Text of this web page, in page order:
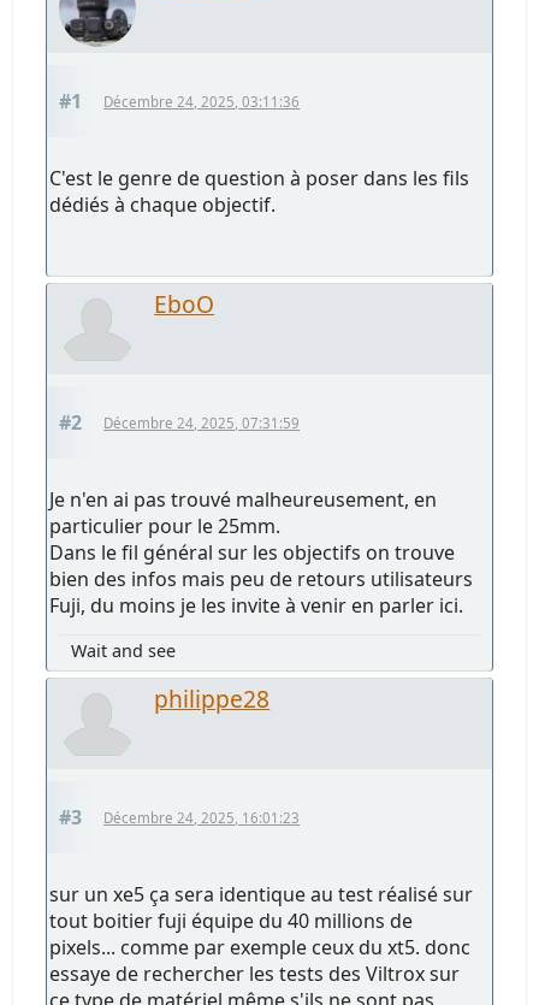
#1 Décembre 24, 2025, 03:11:36
C'est le genre de question à poser dans les fils
dédiés à chaque objectif.
EboO
#2 Décembre 24, 2025, 07:31:59
Je n'en ai pas trouvé malheureusement, en
particulier pour le 25mm.
Dans le fil général sur les objectifs on trouve
bien des infos mais peu de retours utilisateurs
Fuji, du moins je les invite à venir en parler ici.
Wait and see
philippe28
#3 Décembre 24, 2025, 16:01:23
sur un xe5 ça sera identique au test réalisé sur
tout boitier fuji équipe du 40 millions de
pixels... comme par exemple ceux du xt5. donc
essaye de rechercher les tests des Viltrox sur
ce type de matériel même s'ils ne sont pas